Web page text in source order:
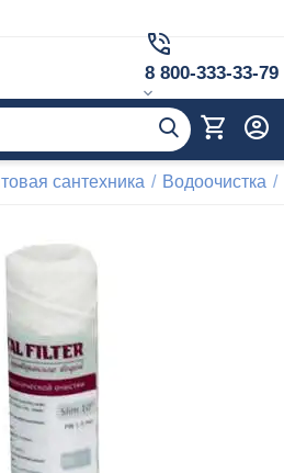
8 800-333-33-79
сантехника / Водоочистка /